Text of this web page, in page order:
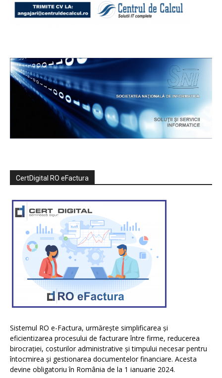
CertDigital RO eFactura
Sistemul RO e-Factura, urmărește simplificarea și
eficientizarea procesului de facturare între firme, reducerea
birocrației, costurilor administrative și timpului necesar pentru
întocmirea și gestionarea documentelor financiare. Acesta
devine obligatoriu în România de la 1 ianuarie 2024.